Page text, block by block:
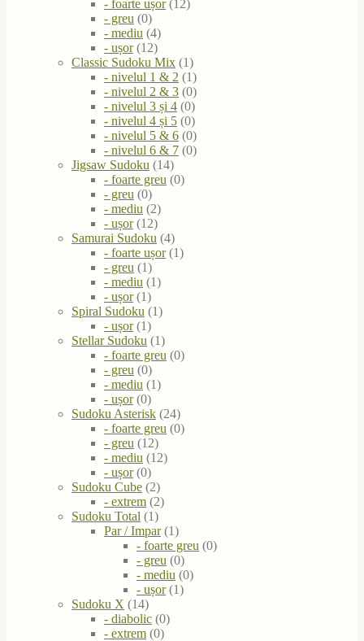
- foarte ușor (12)
- greu (0)
- mediu (4)
- ușor (12)
Classic Sudoku Mix (1)
- nivelul 1 & 2 (1)
- nivelul 2 & 3 (0)
- nivelul 3 și 4 (0)
- nivelul 4 și 5 (0)
- nivelul 5 & 6 (0)
- nivelul 6 & 7 (0)
Jigsaw Sudoku (14)
- foarte greu (0)
- greu (0)
- mediu (2)
- ușor (12)
Samurai Sudoku (4)
- foarte ușor (1)
- greu (1)
- mediu (1)
- ușor (1)
Spiral Sudoku (1)
- ușor (1)
Stellar Sudoku (1)
- foarte greu (0)
- greu (0)
- mediu (1)
- ușor (0)
Sudoku Asterisk (24)
- foarte greu (0)
- greu (12)
- mediu (12)
- ușor (0)
Sudoku Cube (2)
- extrem (2)
Sudoku Total (1)
Par / Impar (1)
- foarte greu (0)
- greu (0)
- mediu (0)
- ușor (1)
Sudoku X (14)
- diabolic (0)
- extrem (0)